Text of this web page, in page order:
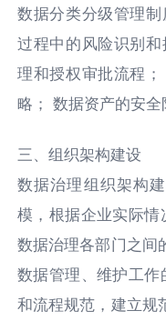
数据分类分级管理
过程中的风险识别
理和授权审批流程
略； 数据资产的安全
三、组织架构建设
数据治理组织架构
模，根据企业实际情
数据治理各部门之间
数据管理、维护工作
和流程规范，建立规